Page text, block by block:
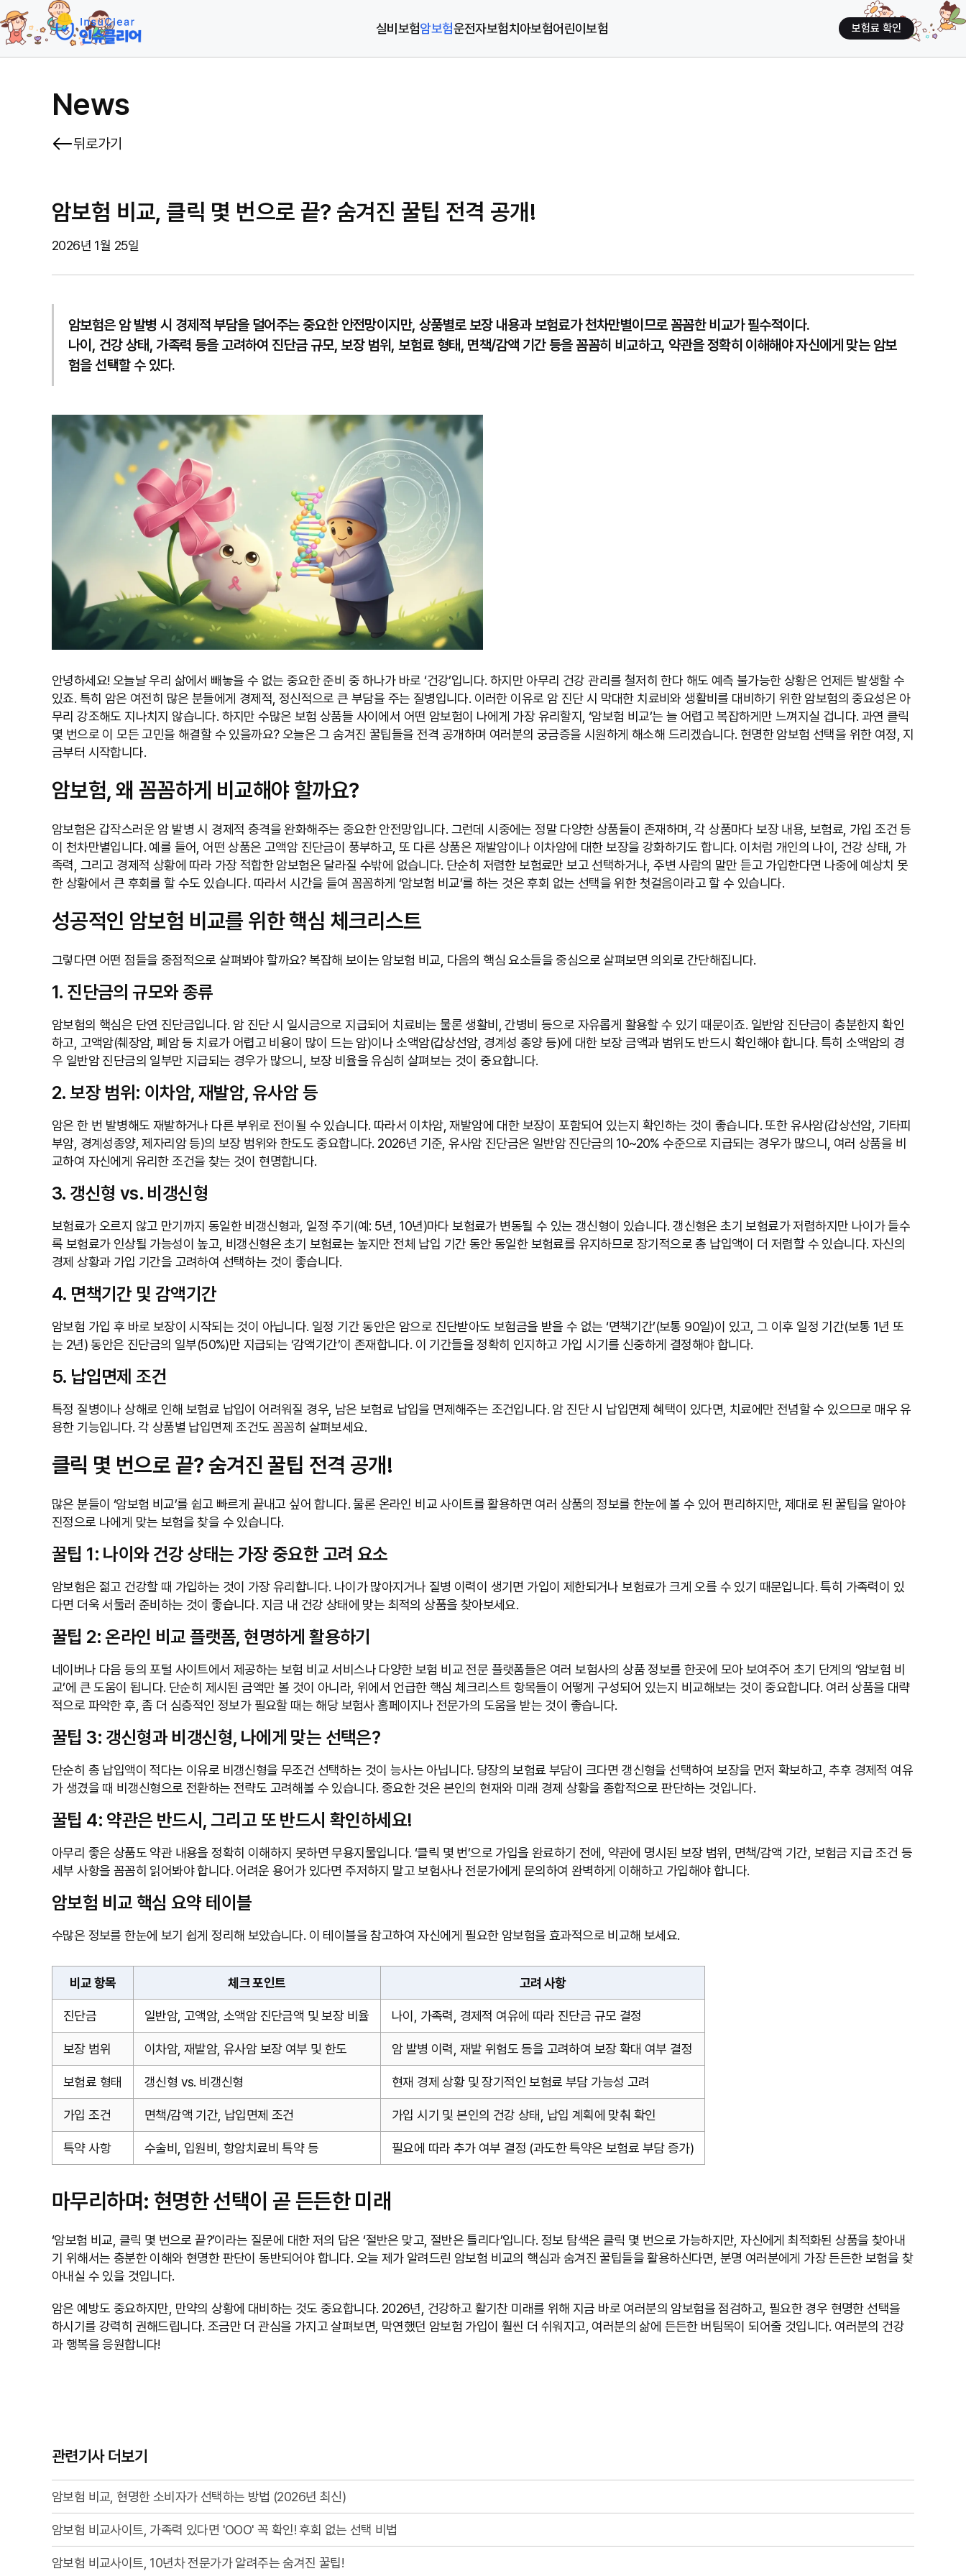
실비보험암보험운전자보험치아보험어린이보험 보험료 확인
News
뒤로가기
암보험 비교, 클릭 몇 번으로 끝? 숨겨진 꿀팁 전격 공개!
2026년 1월 25일
암보험은 암 발병 시 경제적 부담을 덜어주는 중요한 안전망이지만, 상품별로 보장 내용과 보험료가 천차만별이므로 꼼꼼한 비교가 필수적이다.
나이, 건강 상태, 가족력 등을 고려하여 진단금 규모, 보장 범위, 보험료 형태, 면책/감액 기간 등을 꼼꼼히 비교하고, 약관을 정확히 이해해야 자신에게 맞는 암보
험을 선택할 수 있다.
안녕하세요! 오늘날 우리 삶에서 빼놓을 수 없는 중요한 준비 중 하나가 바로 ‘건강’입니다. 하지만 아무리 건강 관리를 철저히 한다 해도 예측 불가능한 상황은 언제든 발생할 수
있죠. 특히 암은 여전히 많은 분들에게 경제적, 정신적으로 큰 부담을 주는 질병입니다. 이러한 이유로 암 진단 시 막대한 치료비와 생활비를 대비하기 위한 암보험의 중요성은 아
무리 강조해도 지나치지 않습니다. 하지만 수많은 보험 상품들 사이에서 어떤 암보험이 나에게 가장 유리할지, ‘암보험 비교’는 늘 어렵고 복잡하게만 느껴지실 겁니다. 과연 클릭
몇 번으로 이 모든 고민을 해결할 수 있을까요? 오늘은 그 숨겨진 꿀팁들을 전격 공개하며 여러분의 궁금증을 시원하게 해소해 드리겠습니다. 현명한 암보험 선택을 위한 여정, 지
금부터 시작합니다.
암보험, 왜 꼼꼼하게 비교해야 할까요?
암보험은 갑작스러운 암 발병 시 경제적 충격을 완화해주는 중요한 안전망입니다. 그런데 시중에는 정말 다양한 상품들이 존재하며, 각 상품마다 보장 내용, 보험료, 가입 조건 등
이 천차만별입니다. 예를 들어, 어떤 상품은 고액암 진단금이 풍부하고, 또 다른 상품은 재발암이나 이차암에 대한 보장을 강화하기도 합니다. 이처럼 개인의 나이, 건강 상태, 가
족력, 그리고 경제적 상황에 따라 가장 적합한 암보험은 달라질 수밖에 없습니다. 단순히 저렴한 보험료만 보고 선택하거나, 주변 사람의 말만 듣고 가입한다면 나중에 예상치 못
한 상황에서 큰 후회를 할 수도 있습니다. 따라서 시간을 들여 꼼꼼하게 ‘암보험 비교’를 하는 것은 후회 없는 선택을 위한 첫걸음이라고 할 수 있습니다.
성공적인 암보험 비교를 위한 핵심 체크리스트
그렇다면 어떤 점들을 중점적으로 살펴봐야 할까요? 복잡해 보이는 암보험 비교, 다음의 핵심 요소들을 중심으로 살펴보면 의외로 간단해집니다.
1. 진단금의 규모와 종류
암보험의 핵심은 단연 진단금입니다. 암 진단 시 일시금으로 지급되어 치료비는 물론 생활비, 간병비 등으로 자유롭게 활용할 수 있기 때문이죠. 일반암 진단금이 충분한지 확인
하고, 고액암(췌장암, 폐암 등 치료가 어렵고 비용이 많이 드는 암)이나 소액암(갑상선암, 경계성 종양 등)에 대한 보장 금액과 범위도 반드시 확인해야 합니다. 특히 소액암의 경
우 일반암 진단금의 일부만 지급되는 경우가 많으니, 보장 비율을 유심히 살펴보는 것이 중요합니다.
2. 보장 범위: 이차암, 재발암, 유사암 등
암은 한 번 발병해도 재발하거나 다른 부위로 전이될 수 있습니다. 따라서 이차암, 재발암에 대한 보장이 포함되어 있는지 확인하는 것이 좋습니다. 또한 유사암(갑상선암, 기타피
부암, 경계성종양, 제자리암 등)의 보장 범위와 한도도 중요합니다. 2026년 기준, 유사암 진단금은 일반암 진단금의 10~20% 수준으로 지급되는 경우가 많으니, 여러 상품을 비
교하여 자신에게 유리한 조건을 찾는 것이 현명합니다.
3. 갱신형 vs. 비갱신형
보험료가 오르지 않고 만기까지 동일한 비갱신형과, 일정 주기(예: 5년, 10년)마다 보험료가 변동될 수 있는 갱신형이 있습니다. 갱신형은 초기 보험료가 저렴하지만 나이가 들수
록 보험료가 인상될 가능성이 높고, 비갱신형은 초기 보험료는 높지만 전체 납입 기간 동안 동일한 보험료를 유지하므로 장기적으로 총 납입액이 더 저렴할 수 있습니다. 자신의
경제 상황과 가입 기간을 고려하여 선택하는 것이 좋습니다.
4. 면책기간 및 감액기간
암보험 가입 후 바로 보장이 시작되는 것이 아닙니다. 일정 기간 동안은 암으로 진단받아도 보험금을 받을 수 없는 ‘면책기간’(보통 90일)이 있고, 그 이후 일정 기간(보통 1년 또
는 2년) 동안은 진단금의 일부(50%)만 지급되는 ‘감액기간’이 존재합니다. 이 기간들을 정확히 인지하고 가입 시기를 신중하게 결정해야 합니다.
5. 납입면제 조건
특정 질병이나 상해로 인해 보험료 납입이 어려워질 경우, 남은 보험료 납입을 면제해주는 조건입니다. 암 진단 시 납입면제 혜택이 있다면, 치료에만 전념할 수 있으므로 매우 유
용한 기능입니다. 각 상품별 납입면제 조건도 꼼꼼히 살펴보세요.
클릭 몇 번으로 끝? 숨겨진 꿀팁 전격 공개!
많은 분들이 ‘암보험 비교’를 쉽고 빠르게 끝내고 싶어 합니다. 물론 온라인 비교 사이트를 활용하면 여러 상품의 정보를 한눈에 볼 수 있어 편리하지만, 제대로 된 꿀팁을 알아야
진정으로 나에게 맞는 보험을 찾을 수 있습니다.
꿀팁 1: 나이와 건강 상태는 가장 중요한 고려 요소
암보험은 젊고 건강할 때 가입하는 것이 가장 유리합니다. 나이가 많아지거나 질병 이력이 생기면 가입이 제한되거나 보험료가 크게 오를 수 있기 때문입니다. 특히 가족력이 있
다면 더욱 서둘러 준비하는 것이 좋습니다. 지금 내 건강 상태에 맞는 최적의 상품을 찾아보세요.
꿀팁 2: 온라인 비교 플랫폼, 현명하게 활용하기
네이버나 다음 등의 포털 사이트에서 제공하는 보험 비교 서비스나 다양한 보험 비교 전문 플랫폼들은 여러 보험사의 상품 정보를 한곳에 모아 보여주어 초기 단계의 ‘암보험 비
교’에 큰 도움이 됩니다. 단순히 제시된 금액만 볼 것이 아니라, 위에서 언급한 핵심 체크리스트 항목들이 어떻게 구성되어 있는지 비교해보는 것이 중요합니다. 여러 상품을 대략
적으로 파악한 후, 좀 더 심층적인 정보가 필요할 때는 해당 보험사 홈페이지나 전문가의 도움을 받는 것이 좋습니다.
꿀팁 3: 갱신형과 비갱신형, 나에게 맞는 선택은?
단순히 총 납입액이 적다는 이유로 비갱신형을 무조건 선택하는 것이 능사는 아닙니다. 당장의 보험료 부담이 크다면 갱신형을 선택하여 보장을 먼저 확보하고, 추후 경제적 여유
가 생겼을 때 비갱신형으로 전환하는 전략도 고려해볼 수 있습니다. 중요한 것은 본인의 현재와 미래 경제 상황을 종합적으로 판단하는 것입니다.
꿀팁 4: 약관은 반드시, 그리고 또 반드시 확인하세요!
아무리 좋은 상품도 약관 내용을 정확히 이해하지 못하면 무용지물입니다. ‘클릭 몇 번’으로 가입을 완료하기 전에, 약관에 명시된 보장 범위, 면책/감액 기간, 보험금 지급 조건 등
세부 사항을 꼼꼼히 읽어봐야 합니다. 어려운 용어가 있다면 주저하지 말고 보험사나 전문가에게 문의하여 완벽하게 이해하고 가입해야 합니다.
암보험 비교 핵심 요약 테이블
수많은 정보를 한눈에 보기 쉽게 정리해 보았습니다. 이 테이블을 참고하여 자신에게 필요한 암보험을 효과적으로 비교해 보세요.
비교 항목 체크 포인트 고려 사항
진단금 일반암, 고액암, 소액암 진단금액 및 보장 비율 나이, 가족력, 경제적 여유에 따라 진단금 규모 결정
보장 범위 이차암, 재발암, 유사암 보장 여부 및 한도 암 발병 이력, 재발 위험도 등을 고려하여 보장 확대 여부 결정
보험료 형태 갱신형 vs. 비갱신형 현재 경제 상황 및 장기적인 보험료 부담 가능성 고려
가입 조건 면책/감액 기간, 납입면제 조건 가입 시기 및 본인의 건강 상태, 납입 계획에 맞춰 확인
특약 사항 수술비, 입원비, 항암치료비 특약 등 필요에 따라 추가 여부 결정 (과도한 특약은 보험료 부담 증가)
마무리하며: 현명한 선택이 곧 든든한 미래
‘암보험 비교, 클릭 몇 번으로 끝?’이라는 질문에 대한 저의 답은 ‘절반은 맞고, 절반은 틀리다’입니다. 정보 탐색은 클릭 몇 번으로 가능하지만, 자신에게 최적화된 상품을 찾아내
기 위해서는 충분한 이해와 현명한 판단이 동반되어야 합니다. 오늘 제가 알려드린 암보험 비교의 핵심과 숨겨진 꿀팁들을 활용하신다면, 분명 여러분에게 가장 든든한 보험을 찾
아내실 수 있을 것입니다.
암은 예방도 중요하지만, 만약의 상황에 대비하는 것도 중요합니다. 2026년, 건강하고 활기찬 미래를 위해 지금 바로 여러분의 암보험을 점검하고, 필요한 경우 현명한 선택을
하시기를 강력히 권해드립니다. 조금만 더 관심을 가지고 살펴보면, 막연했던 암보험 가입이 훨씬 더 쉬워지고, 여러분의 삶에 든든한 버팀목이 되어줄 것입니다. 여러분의 건강
과 행복을 응원합니다!
관련기사 더보기
암보험 비교, 현명한 소비자가 선택하는 방법 (2026년 최신)
암보험 비교사이트, 가족력 있다면 'OOO' 꼭 확인! 후회 없는 선택 비법
암보험 비교사이트, 10년차 전문가가 알려주는 숨겨진 꿀팁!